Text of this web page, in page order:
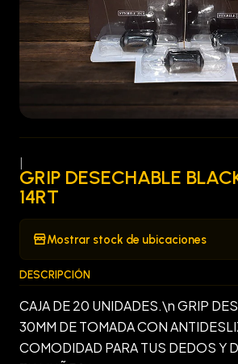
GRIP DESECHABLE
14RT
Mostrar stock de ubicaciones
DESCRIPCIÓN
CAJA DE 20 UNIDADES.\n GRIP
30MM DE TOMADA CON
COMODIDAD PARA TUS DEDOS Y